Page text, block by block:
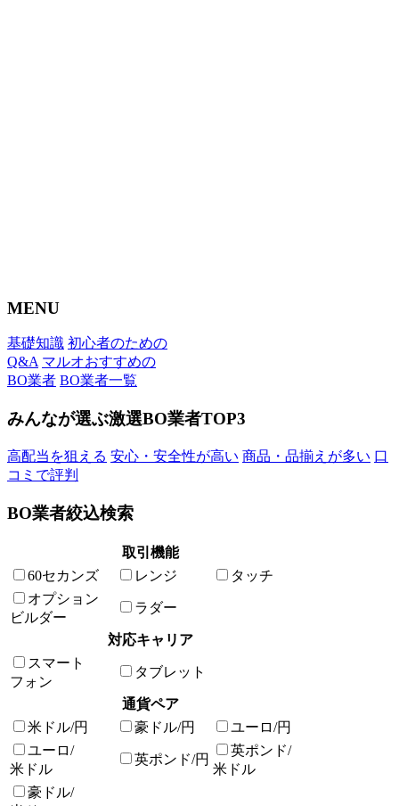
MENU
基礎知識 初心者のための
Q&A マルオおすすめの
BO業者 BO業者一覧
みんなが選ぶ激選BO業者TOP3
高配当を狙える 安心・安全性が高い 商品・品揃えが多い 口
コミで評判
BO業者絞込検索
取引機能
60セカンズ
レンジ
タッチ
オプション
ビルダー
ラダー
対応キャリア
スマート
フォン
タブレット
通貨ペア
米ドル/円
豪ドル/円
ユーロ/円
ユーロ/
米ドル
英ポンド/円
英ポンド/
米ドル
豪ドル/